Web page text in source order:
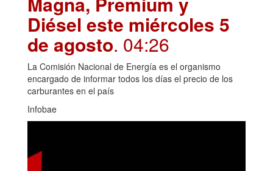
Diésel este miércoles 5
de agosto. 04:26
La Comisión Nacional de Energía es el organismo
encargado de informar todos los días el precio de los
carburantes en el país
Infobae